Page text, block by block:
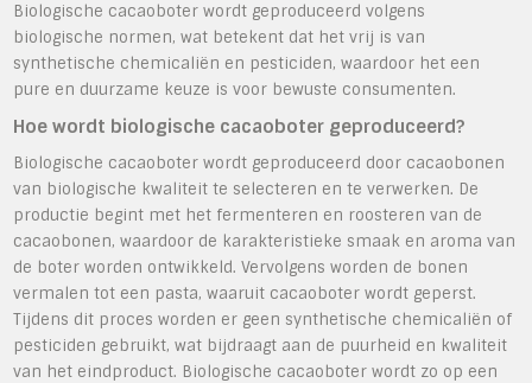
Biologische cacaoboter wordt geproduceerd volgens
biologische normen, wat betekent dat het vrij is van
synthetische chemicaliën en pesticiden, waardoor het een
pure en duurzame keuze is voor bewuste consumenten.
Hoe wordt biologische cacaoboter geproduceerd?
Biologische cacaoboter wordt geproduceerd door cacaobonen
van biologische kwaliteit te selecteren en te verwerken. De
productie begint met het fermenteren en roosteren van de
cacaobonen, waardoor de karakteristieke smaak en aroma van
de boter worden ontwikkeld. Vervolgens worden de bonen
vermalen tot een pasta, waaruit cacaoboter wordt geperst.
Tijdens dit proces worden er geen synthetische chemicaliën of
pesticiden gebruikt, wat bijdraagt aan de puurheid en kwaliteit
van het eindproduct. Biologische cacaoboter wordt zo op een